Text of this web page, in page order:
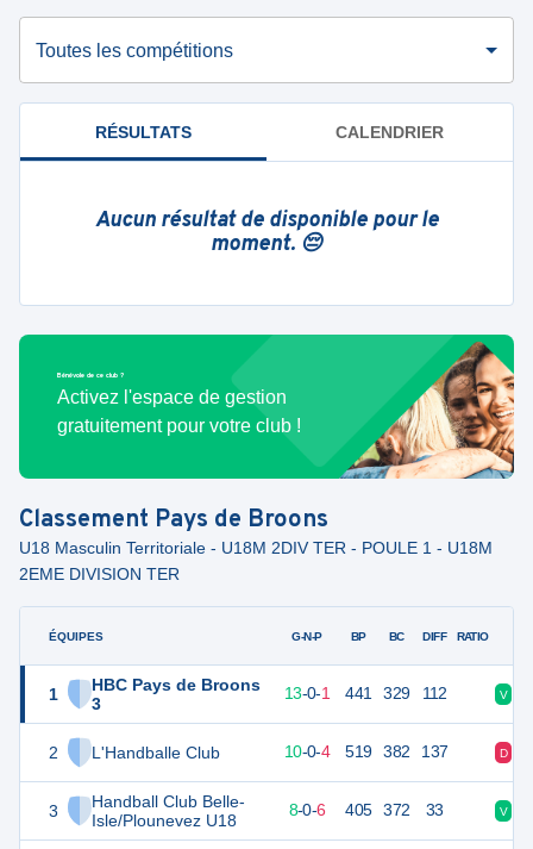
Toutes les compétitions
RÉSULTATS CALENDRIER
Aucun résultat de disponible pour le
moment. 😔
Bénévole de ce club ?
Activez l'espace de gestion
gratuitement pour votre club !
Classement Pays de Broons
U18 Masculin Territoriale - U18M 2DIV TER - POULE 1 - U18M
2EME DIVISION TER
ÉQUIPES
1
HBC Pays de Broons
3
2 L'Handballe Club
3
Handball Club Belle-
Isle/Plounevez U18
G-N-P BP BC DIFF RATIO
40 14 13-0-1 441 329 112 V
34 10-0-4 519 382 137 D
30 8-0-6 405 372 33 V